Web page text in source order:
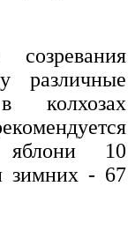
различные
колхозах
яблони 10
зимних - 67